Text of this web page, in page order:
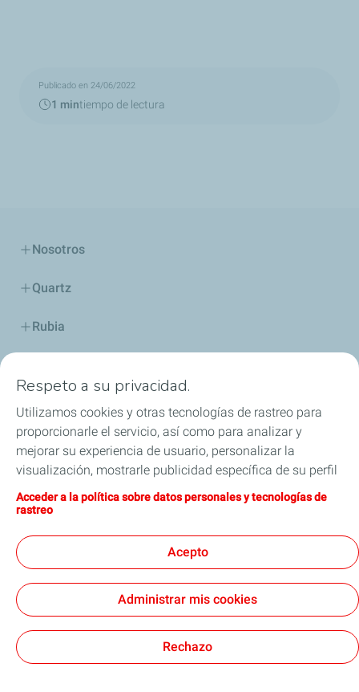
Publicado en 24/06/2022
1 mintiempo de lectura
Nosotros
Quartz
Rubia
Lubricantes y especialidades
Distribuidores
TWC
Competición
Legal Cookies
Respeto a su privacidad.
Utilizamos cookies y otras tecnologías de rastreo para
proporcionarle el servicio, así como para analizar y
mejorar su experiencia de usuario, personalizar la
visualización, mostrarle publicidad específica de su perfil
en este sitio y en nuestros sitios asociados, y permitirle
compartir nuestro contenido en las redes sociales. Puede
momento haciendo clic en el botón «Gérer mes cookies»
(Gestionar cookies). Al hacer clic en el botón «J’accepte»
(Aceptar), nos autoriza a depositar la totalidad de las
cookies. Si hace clic en «Je refuse» (Rechazar),
estrictamente necesarias para el correcto funcionamiento
del sitio web. Si desea más información (por ejemplo, si
Acceder a la política sobre datos personales y tecnologías de
rastreo
Acepto
Administrar mis cookies
Rechazo